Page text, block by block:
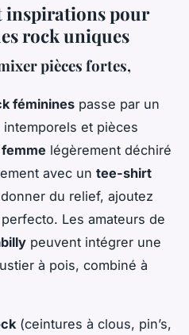
inspirations pour
rock uniques
pièces fortes,
féminines passe par un
et pièces
légèrement déchiré
avec un tee-shirt
du relief, ajoutez
Les amateurs de
peuvent intégrer une
à pois, combiné à
(ceintures à clous, pin’s,